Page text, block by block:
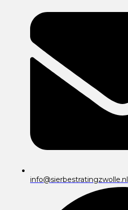
info@sierbestratingzwolle.nl